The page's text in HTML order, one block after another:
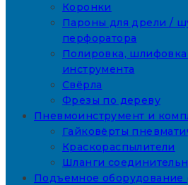
Коронки
Пароны для дрели /
перфоратора
Полировка, шлифовка
инструмента
Свёрла
Фрезы по дереву
Пневмоинструмент и
Гайковёрты
Краскораспылители
Шланги
Подъемное оборудование